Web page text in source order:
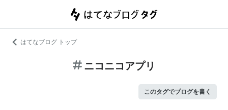
はてなブログ トップ
ニコニコアプリ
このタグでブログを書く